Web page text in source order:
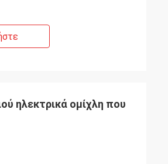
ηλεκτρικά ομίχλη που